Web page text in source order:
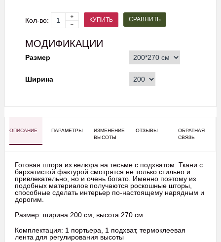
Кол-во: КУПИТЬ СРАВНИТЬ
МОДИФИКАЦИИ
Размер
Ширина
ОПИСАНИЕ ПАРАМЕТРЫ
ИЗМЕНЕНИЕ
ВЫСОТЫ
ОТЗЫВЫ
ОБРАТНАЯ
СВЯЗЬ
Готовая штора из велюра на тесьме с подхватом. Ткани с
бархатистой фактурой смотрятся не только стильно и
привлекательно, но и очень богато. Именно поэтому из
подобных материалов получаются роскошные шторы,
способные сделать интерьер по-настоящему нарядным и
дорогим.
Размер: ширина 200 см, высота 270 см.
Комплектация: 1 портьера, 1 подхват, термоклеевая
лента для регулирования высоты